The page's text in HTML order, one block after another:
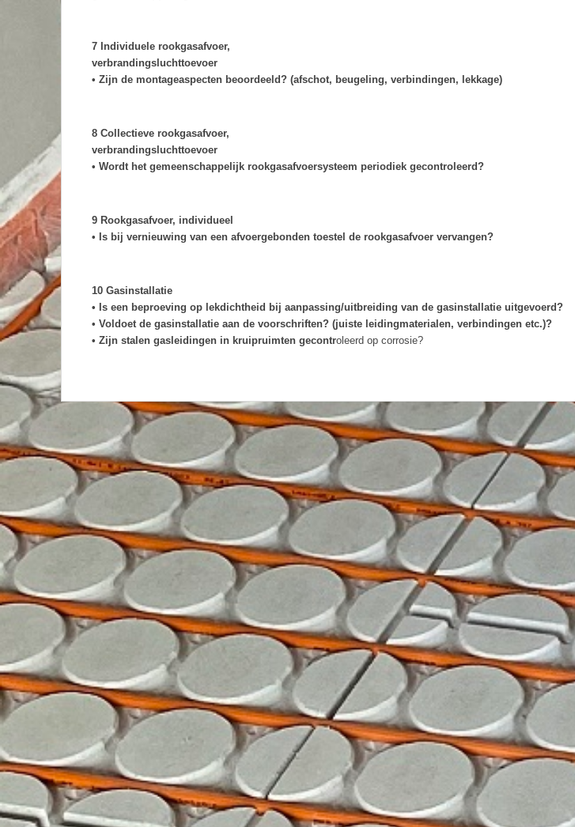
7 Individuele rookgasafvoer,
verbrandingsluchttoevoer
• Zijn de montageaspecten beoordeeld? (afschot, beugeling, verbindingen, lekkage)
8 Collectieve rookgasafvoer,
verbrandingsluchttoevoer
• Wordt het gemeenschappelijk rookgasafvoersysteem periodiek gecontroleerd?
9 Rookgasafvoer, individueel
• Is bij vernieuwing van een afvoergebonden toestel de rookgasafvoer vervangen?
10 Gasinstallatie
• Is een beproeving op lekdichtheid bij aanpassing/uitbreiding van de gasinstallatie uitgevoerd?
• Voldoet de gasinstallatie aan de voorschriften? (juiste leidingmaterialen, verbindingen etc.)?
• Zijn stalen gasleidingen in kruipruimten gecontroleerd op corrosie?